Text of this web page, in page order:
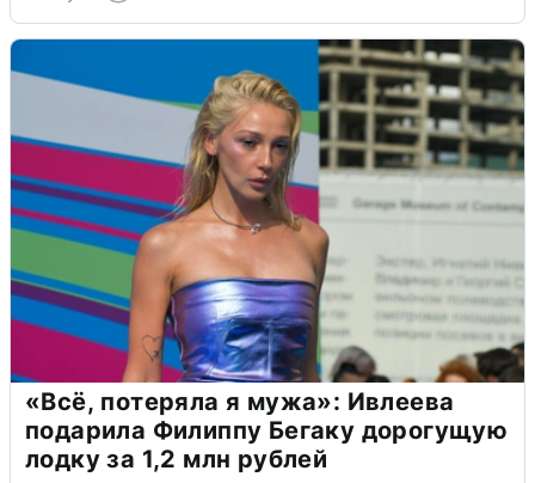
«Всё, потеряла я мужа»: Ивлеева
подарила Филиппу Бегаку дорогущую
лодку за 1,2 млн рублей